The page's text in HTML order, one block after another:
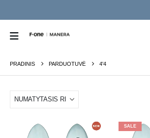
PRADINIS PARDUOTUVĖ 4'4
SALE